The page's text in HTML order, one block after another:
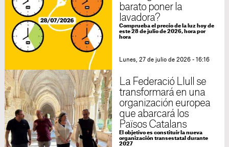
barato poner la
lavadora?
Comprueba el precio de la luz hoy de
este 28 de julio de 2026, hora por
hora
Lunes, 27 de julio de 2026 - 16:16
La Federació Llull se
transformará en una
organización europea
que abarcará los
Països Catalans
El objetivo es constituir la nueva
organización transestatal durante
2027